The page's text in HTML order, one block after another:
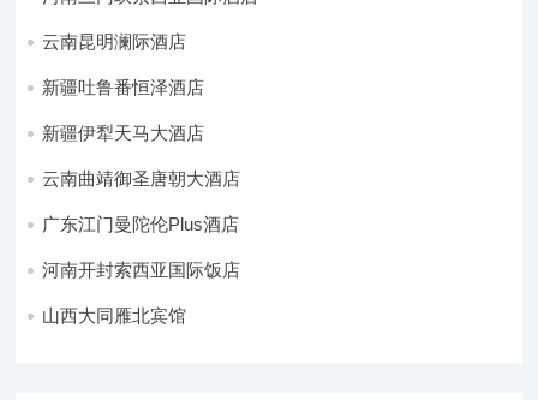
云南昆明澜际酒店
新疆吐鲁番恒泽酒店
新疆伊犁天马大酒店
云南曲靖御圣唐朝大酒店
广东江门曼陀伦Plus酒店
河南开封索西亚国际饭店
山西大同雁北宾馆